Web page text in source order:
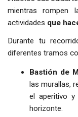
mientras rompen
actividades que
Durante tu
diferentes tramos
Bastión de
las murallas,
el aperitivo
horizonte.